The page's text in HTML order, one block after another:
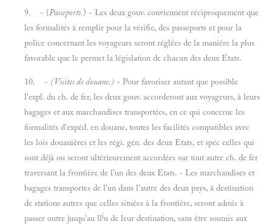
9. - (Passeports.) - Les deux gouv. conviennent réciproquement que
les formalités à remplir pour la vérifie, des passeports et pour la
police concernant les voyageurs seront réglées de la manière la plus
favorable que le permet la législation de chacun des deux Etats.
10. - (Visites de douane.) - Pour favoriser autant que possible
l'expl. du ch. de fer, les deux gouv. accorderont aux voyageurs, à leurs
bagages et aux marchandises transportées, en ce qui concerne les
formalités d'expéd. en douane, toutes les facilités compatibles avec
les lois douanières et les régi. gén. des deux Etats, et spéc celles qui
sont déjà ou seront ultérieurement accordées sur tout autre ch. de fer
traversant la frontière de l'un des deux Etats. - Les marchandises et
bagages transportes de l'un dans l'autre des deux pays, à destination
de stations autres que celles situées à la frontière, seront admis à
passer outre jusqu'au llju de leur destination, sans être soumis aux